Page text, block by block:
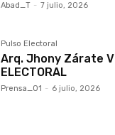
Abad_T - 7 julio, 2026
Pulso Electoral
Arq. Jhony Zárate
ELECTORAL
Prensa_01 - 6 julio, 2026